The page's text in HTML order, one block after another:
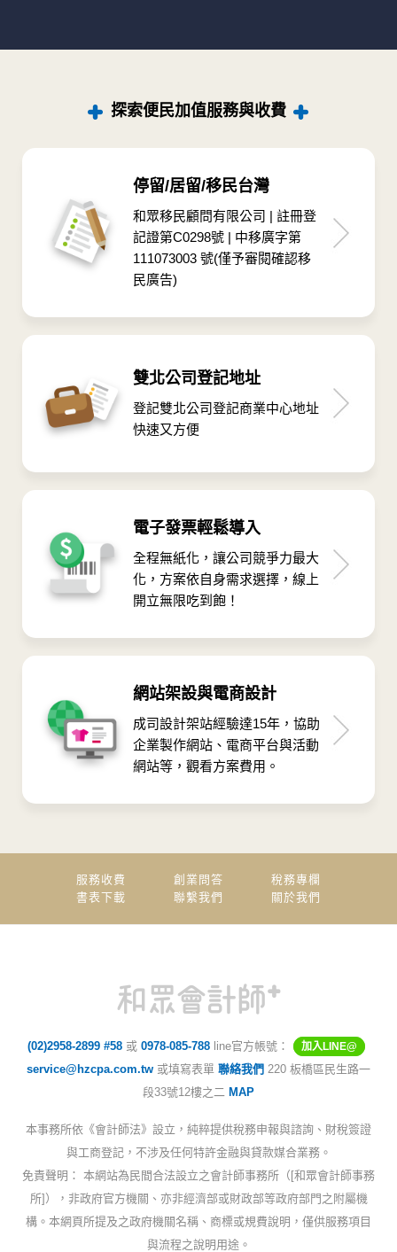
探索便民加值服務與收費
停留/居留/移民台灣
和眾移民顧問有限公司 | 註冊登
記證第C0298號 | 中移廣字第
111073003 號(僅予審閱確認移
民廣告)
雙北公司登記地址
登記雙北公司登記商業中心地址
快速又方便
電子發票輕鬆導入
全程無紙化，讓公司競爭力最大
化，方案依自身需求選擇，線上
開立無限吃到飽！
網站架設與電商設計
成司設計架站經驗達15年，協助
企業製作網站、電商平台與活動
網站等，觀看方案費用。
服務收費 創業問答
稅務專欄
書表下載
聯繫我們 關於我們
(02)2958-2899 #58 或 0978-085-788 line官方帳號： 加入LINE@
service@hzcpa.com.tw 或填寫表單 聯絡我們 220 板橋區民生路一
段33號12樓之二 MAP
本事務所依《會計師法》設立，純粹提供稅務申報與諮詢、財稅簽證
與工商登記，不涉及任何特許金融與貸款媒合業務。
免責聲明： 本網站為民間合法設立之會計師事務所（[和眾會計師事務
所]），非政府官方機關、亦非經濟部或財政部等政府部門之附屬機
構。本網頁所提及之政府機關名稱、商標或規費說明，僅供服務項目
與流程之說明用途。